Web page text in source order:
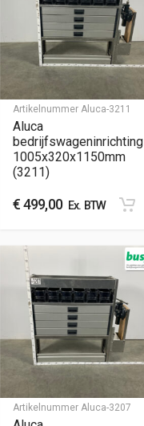
Artikelnummer Aluca-3211
Aluca
bedrijfswageninrichting
1005x320x1150mm
(3211)
€499,00Ex. BTW
Artikelnummer Aluca-3207